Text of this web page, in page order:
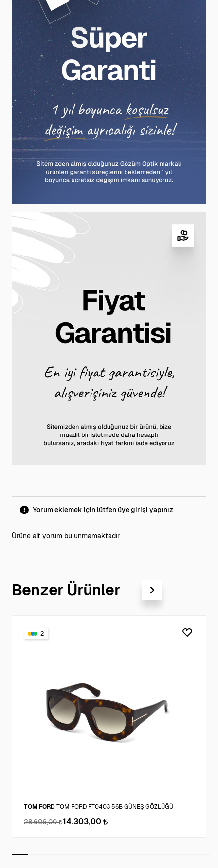
Yorum eklemek için lütfen üye girişi yapınız
Ürüne ait yorum bulunmamaktadır.
Benzer Ürünler
2
TOM FORD TOM FORD FT0403 56B GÜNEŞ GÖZLÜĞÜ
28.606,00 14.303,00